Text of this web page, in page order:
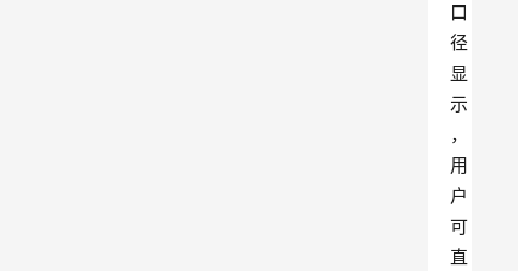
口
径
显
示
，
用
户
可
直